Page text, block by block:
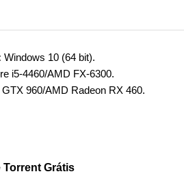
Windows 10 (64 bit).
i5-4460/AMD FX-6300.
960/AMD Radeon RX 460.
Torrent Grátis